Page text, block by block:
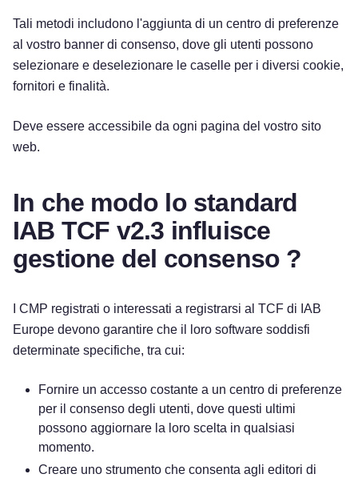
Tali metodi includono l'aggiunta di un centro di preferenze
al vostro banner di consenso, dove gli utenti possono
selezionare e deselezionare le caselle per i diversi cookie,
fornitori e finalità.
Deve essere accessibile da ogni pagina del vostro sito
web.
In che modo lo standard
IAB TCF v2.3 influisce
gestione del consenso ?
I CMP registrati o interessati a registrarsi al TCF di IAB
Europe devono garantire che il loro software soddisfi
determinate specifiche, tra cui:
Fornire un accesso costante a un centro di preferenze
per il consenso degli utenti, dove questi ultimi
possono aggiornare la loro scelta in qualsiasi
momento.
Creare uno strumento che consenta agli editori di